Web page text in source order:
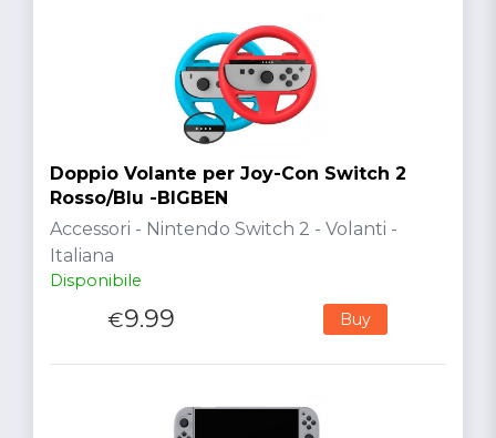
Doppio Volante per Joy-Con Switch 2
Rosso/Blu -BIGBEN
Accessori - Nintendo Switch 2 - Volanti -
Italiana
Disponibile
€9.99 Buy